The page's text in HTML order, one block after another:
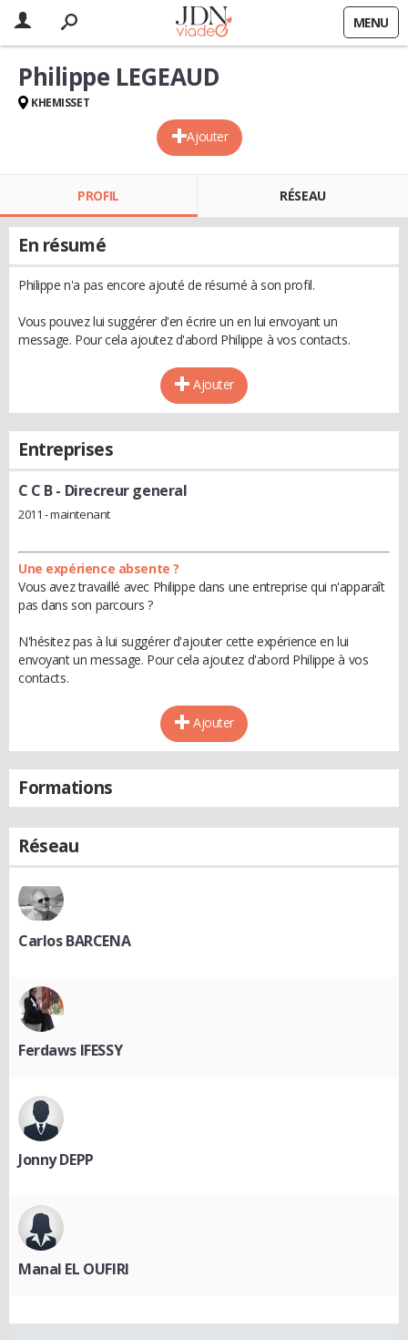
MENU
Ajouter
Philippe LEGEAUD
KHEMISSET
PROFIL RÉSEAU
En résumé
Philippe n'a pas encore ajouté de résumé à son profil.
Vous pouvez lui suggérer d'en écrire un en lui envoyant un
message. Pour cela ajoutez d'abord Philippe à vos contacts.
Ajouter
Entreprises
C C B- Direcreur general
2011 - maintenant
Une expérience absente ?
Vous avez travaillé avec Philippe dans une entreprise qui n'apparaît
pas dans son parcours ?
N'hésitez pas à lui suggérer d'ajouter cette expérience en lui
envoyant un message. Pour cela ajoutez d'abord Philippe à vos
contacts.
Ajouter
Formations
Réseau
Carlos BARCENA
Ferdaws IFESSY
Jonny DEPP
Manal EL OUFIRI